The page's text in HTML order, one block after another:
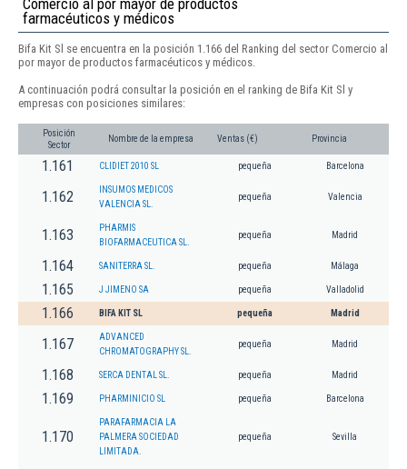
farmacéuticos y médicos
Bifa Kit Sl se encuentra en la posición 1.166 del Ranking del sector Comercio al
por mayor de productos farmacéuticos y médicos.
A continuación podrá consultar la posición en el ranking de Bifa Kit Sl y
empresas con posiciones similares:
Posición
Sector
Nombre de la empresa Ventas (€) Provincia
1.161 CLIDIET 2010 SL pequeña Barcelona
1.162
INSUMOS MEDICOS
VALENCIA SL.
pequeña Valencia
1.163
PHARMIS
BIOFARMACEUTICA SL.
pequeña Madrid
1.164 SANITERRA SL. pequeña Málaga
1.165 J JIMENO SA pequeña Valladolid
1.166 BIFA KIT SL pequeña Madrid
1.167
ADVANCED
CHROMATOGRAPHY SL.
pequeña Madrid
1.168 SERCA DENTAL SL. pequeña Madrid
1.169 PHARMINICIO SL pequeña Barcelona
1.170
PARAFARMACIA LA
PALMERA SOCIEDAD
LIMITADA.
pequeña Sevilla